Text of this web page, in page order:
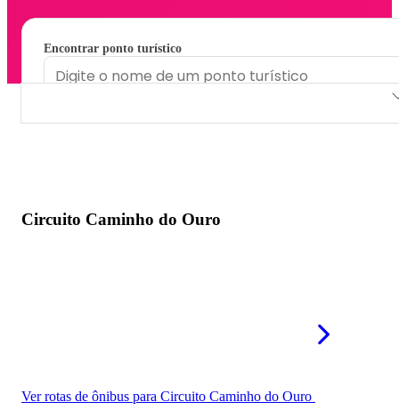
Encontrar ponto turístico
Circuito Caminho do Ouro
Ver rotas de ônibus para Circuito Caminho do Ouro